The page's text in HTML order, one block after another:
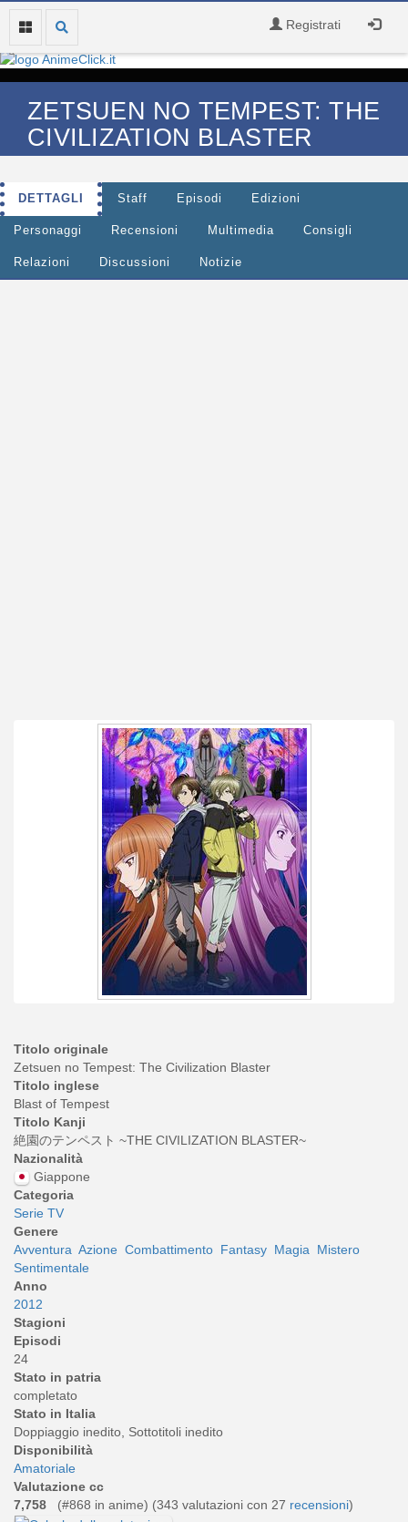
Registrati
ZETSUEN NO TEMPEST: THE
CIVILIZATION BLASTER
DETTAGLI Staff Episodi Edizioni
Personaggi Recensioni Multimedia Consigli
Relazioni Discussioni Notizie
Titolo originale
Zetsuen no Tempest: The Civilization Blaster
Titolo inglese
Blast of Tempest
Titolo Kanji
絶園のテンペスト ~THE CIVILIZATION BLASTER~
Nazionalità
Giappone
Categoria
Serie TV
Genere
Avventura Azione Combattimento Fantasy Magia Mistero
Sentimentale
Anno
2012
Stagioni
Episodi
24
Stato in patria
completato
Stato in Italia
Doppiaggio inedito, Sottotitoli inedito
Disponibilità
Amatoriale
Valutazione cc
7,758
(#868 in anime) (343 valutazioni con 27 recensioni)